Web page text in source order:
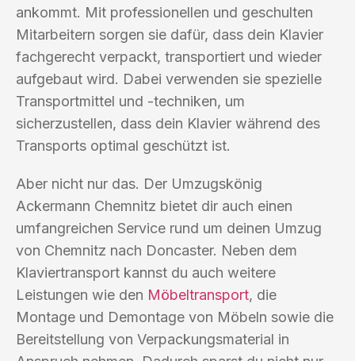
ankommt. Mit professionellen und geschulten
Mitarbeitern sorgen sie dafür, dass dein Klavier
fachgerecht verpackt, transportiert und wieder
aufgebaut wird. Dabei verwenden sie spezielle
Transportmittel und -techniken, um
sicherzustellen, dass dein Klavier während des
Transports optimal geschützt ist.
Aber nicht nur das. Der Umzugskönig
Ackermann Chemnitz bietet dir auch einen
umfangreichen Service rund um deinen Umzug
von Chemnitz nach Doncaster. Neben dem
Klaviertransport kannst du auch weitere
Leistungen wie den Möbeltransport, die
Montage und Demontage von Möbeln sowie die
Bereitstellung von Verpackungsmaterial in